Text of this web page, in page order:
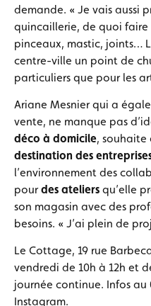
demande. « Je vais aussi
quincaillerie, de quoi faire
pinceaux, mastic, joints…
centre-ville un point de
particuliers que pour les
Ariane Mesnier qui a
vente, ne manque pas
déco à domicile, souhaite
destination des
l’environnement des
pourdes ateliers qu’elle
son magasin avec des
besoins. « J’ai plein de
Le Cottage, 19 rue
vendredi de 10h à 12h et
journée continue. Infos au
Instagram.